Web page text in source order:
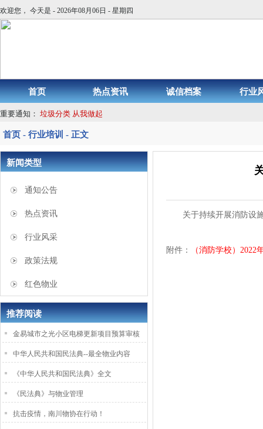
欢迎您， 今天是 - 2026年08月06日 - 星期四
首页 热点资讯 诚信档案 行业
重要通知： 垃圾分类 从我做起
首页 - 行业培训 - 正文
新闻类型
通知公告
热点资讯
行业风采
政策法规
红色物业
推荐阅读
金易城市之光小区电梯更新项目预算审核
中华人民共和国民法典--最全物业内容
《中华人民共和国民法典》全文
《民法典》与物业管理
抗击疫情，南川物协在行动！
关于持续开展消防设
附件： （消防学校）